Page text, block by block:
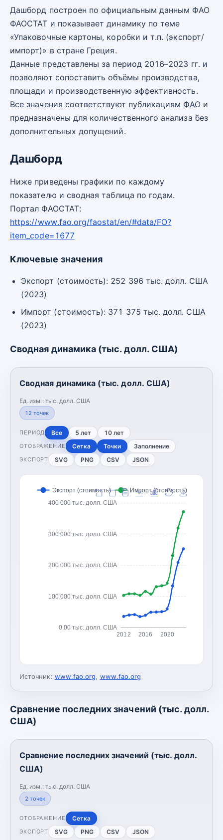
Дашборд построен по официальным данным ФАО
ФАОСТАТ и показывает динамику по теме
«Упаковочные картоны, коробки и т.п. (экспорт/
импорт)» в стране Греция.
Данные представлены за период 2016–2023 гг. и
позволяют сопоставить объёмы производства,
площади и производственную эффективность.
Все значения соответствуют публикациям ФАО и
предназначены для количественного анализа без
дополнительных допущений.
Дашборд
Ниже приведены графики по каждому
показателю и сводная таблица по годам.
Портал ФАОСТАТ:
https://www.fao.org/faostat/en/#data/FO?
item_code=1677
Ключевые значения
Экспорт (стоимость): 252 396 тыс. долл. США
(2023)
Импорт (стоимость): 371 375 тыс. долл. США
(2023)
Сводная динамика (тыс. долл. США)
Сводная динамика (тыс. долл. США)
Ед. изм.: тыс. долл. США
12 точек
ПЕРИОД Все 5 лет 10 лет
ОТОБРАЖЕНИЕ Сетка Точки Заполнение
ЭКСПОРТ SVG PNG CSV JSON
0,00 тыс. долл. США
100 000 тыс. долл. США
200 000 тыс. долл. США
300 000 тыс. долл. США
400 000 тыс. долл. США
2012 2016 2020
Экспорт (стоимость) Импорт (стоимость)
Источник: www.fao.org, www.fao.org
Сравнение последних значений (тыс. долл.
США)
Сравнение последних значений (тыс. долл.
США)
Ед. изм.: тыс. долл. США
2 точек
ОТОБРАЖЕНИЕ Сетка
ЭКСПОРТ SVG PNG CSV JSON